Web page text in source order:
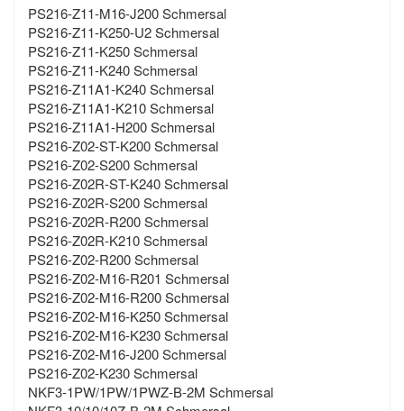
PS216-Z11-M16-J200 Schmersal
PS216-Z11-K250-U2 Schmersal
PS216-Z11-K250 Schmersal
PS216-Z11-K240 Schmersal
PS216-Z11A1-K240 Schmersal
PS216-Z11A1-K210 Schmersal
PS216-Z11A1-H200 Schmersal
PS216-Z02-ST-K200 Schmersal
PS216-Z02-S200 Schmersal
PS216-Z02R-ST-K240 Schmersal
PS216-Z02R-S200 Schmersal
PS216-Z02R-R200 Schmersal
PS216-Z02R-K210 Schmersal
PS216-Z02-R200 Schmersal
PS216-Z02-M16-R201 Schmersal
PS216-Z02-M16-R200 Schmersal
PS216-Z02-M16-K250 Schmersal
PS216-Z02-M16-K230 Schmersal
PS216-Z02-M16-J200 Schmersal
PS216-Z02-K230 Schmersal
NKF3-1PW/1PW/1PWZ-B-2M Schmersal